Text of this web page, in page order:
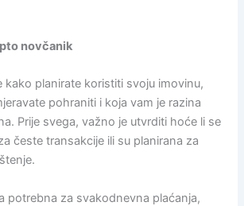
novčanik
kako planirate koristiti svoju imovinu,
pohraniti i koja vam je razina
Prije svega, važno je utvrditi hoće li se
česte transakcije ili su planirana za
potrebna za svakodnevna plaćanja,